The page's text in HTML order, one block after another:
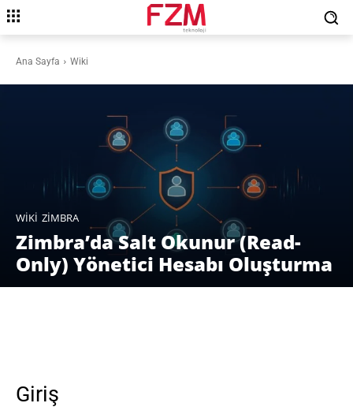
Ana Sayfa Wiki
WIKI ZIMBRA
Zimbra’da Salt Okunur (Read-
Only) Yönetici Hesabı Oluşturma
Giriş